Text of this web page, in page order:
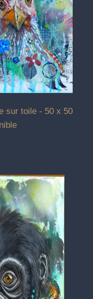
sur toile - 50 x 50